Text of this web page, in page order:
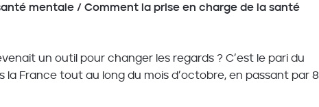
mentale / Comment la prise en charge de la santé
un outil pour changer les regards ? C’est le pari du
France tout au long du mois d’octobre, en passant par 8